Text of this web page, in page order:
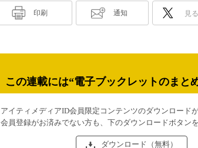
印刷 通知 見る
この連載には“電子ブックレットのまと
アイティメディアID会員限定コンテンツのダウンロードが
会員登録がお済みでない方も、下のダウンロードボタン
ダウンロード（無料）